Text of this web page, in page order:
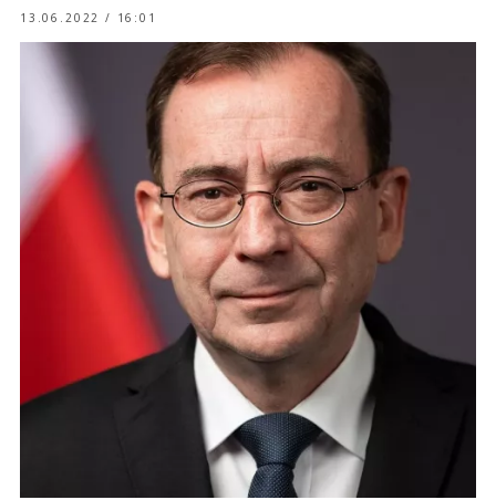
13.06.2022 / 16:01